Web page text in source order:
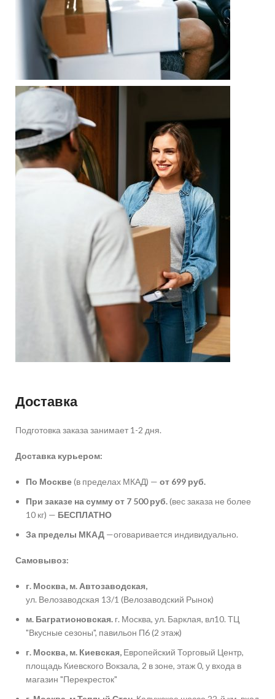
Доставка
Подготовка заказа занимает 1-2 дня.
Доставка курьером:
По Москве(в пределах МКАД) — от 699 руб.
При заказе на сумму от 7 500 руб.(вес заказа не более
10 кг) — БЕСПЛАТНО
За пределы МКАД —оговаривается индивидуально.
Самовывоз:
г. Москва, м. Автозаводская,
ул. Велозаводская 13/1 (Велозаводский Рынок)
м. Багратионовская. г. Москва, ул. Барклая, вл10. ТЦ
"Вкусные сезоны", павильон П6 (2 этаж)
г. Москва, м. Киевская, Европейский Торговый Центр,
площадь Киевского Вокзала, 2 в зоне, этаж 0, у входа в
магазин "Перекресток"